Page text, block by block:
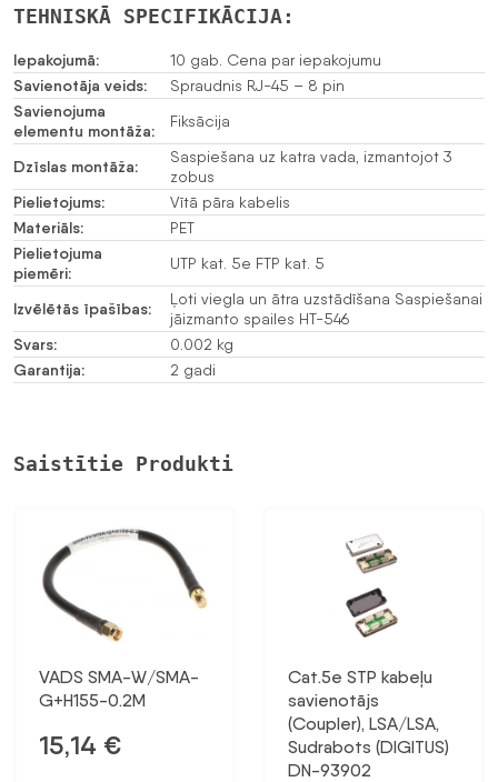
TEHNISKĀ SPECIFIKĀCIJA:
Iepakojumā: 10 gab. Cena par iepakojumu
Savienotāja veids: Spraudnis RJ-45 – 8 pin
Savienojuma
elementu montāža:
Fiksācija
Dzīslas montāža:
Saspiešana uz katra vada, izmantojot 3
zobus
Pielietojums: Vītā pāra kabelis
Materiāls: PET
Pielietojuma
piemēri:
UTP kat. 5e FTP kat. 5
Izvēlētās īpašības:
Ļoti viegla un ātra uzstādīšana Saspiešanai
jāizmanto spailes HT-546
Svars: 0.002 kg
Garantija: 2 gadi
Saistītie Produkti
VADS SMA-W/SMA-
G+H155-0.2M
15,14 €
Cat.5e STP kabeļu
savienotājs
(Coupler), LSA/LSA,
Sudrabots (DIGITUS)
DN-93902